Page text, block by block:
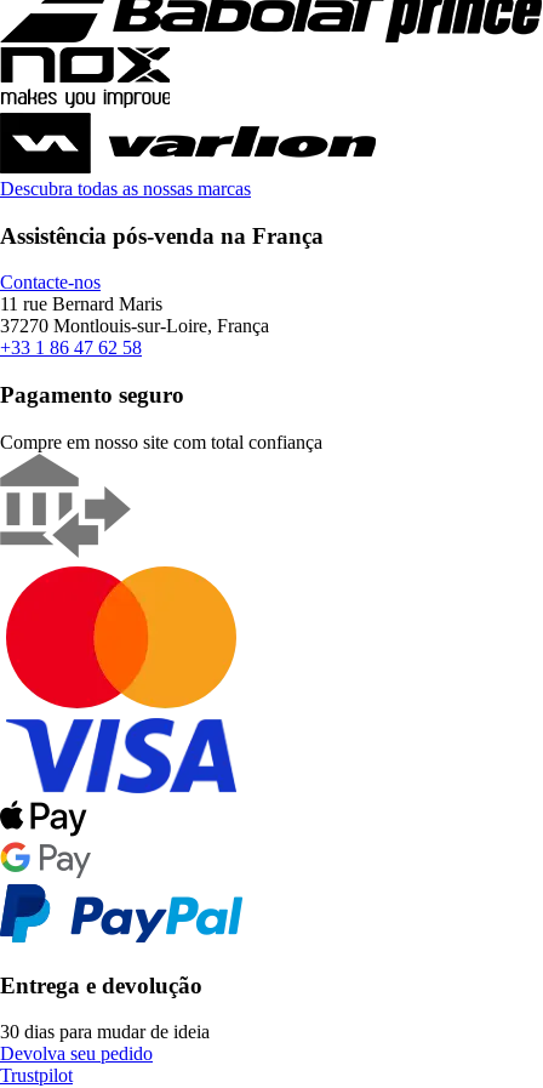
Descubra todas as nossas marcas
Assistência pós-venda na França
Contacte-nos
11 rue Bernard Maris
37270 Montlouis-sur-Loire, França
+33 1 86 47 62 58
Pagamento seguro
Compre em nosso site com total confiança
Entrega e devolução
30 dias para mudar de ideia
Devolva seu pedido
Trustpilot